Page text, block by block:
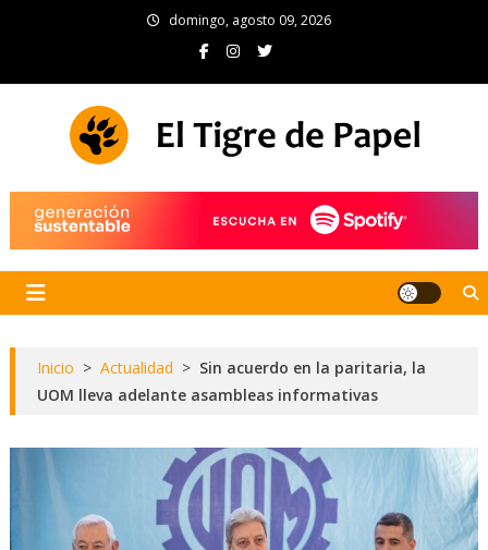
domingo, agosto 09, 2026
Inicio > Actualidad > Sin acuerdo en la paritaria, la
UOM lleva adelante asambleas informativas